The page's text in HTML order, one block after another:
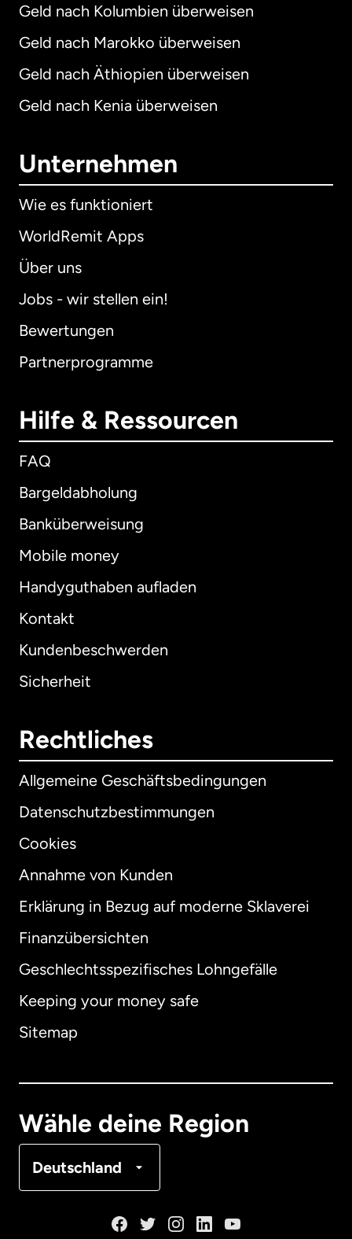
Geld nach Kolumbien überweisen
Geld nach Marokko überweisen
Geld nach Äthiopien überweisen
Geld nach Kenia überweisen
Unternehmen
Wie es funktioniert
WorldRemit Apps
Über uns
Jobs - wir stellen ein!
Bewertungen
Partnerprogramme
Hilfe & Ressourcen
FAQ
Bargeldabholung
Banküberweisung
Mobile money
Handyguthaben aufladen
Kontakt
Kundenbeschwerden
Sicherheit
Rechtliches
Allgemeine Geschäftsbedingungen
Datenschutzbestimmungen
Cookies
Annahme von Kunden
Erklärung in Bezug auf moderne Sklaverei
Finanzübersichten
Geschlechtsspezifisches Lohngefälle
Keeping your money safe
Sitemap
Wähle deine Region
Deutschland
International English
Australien